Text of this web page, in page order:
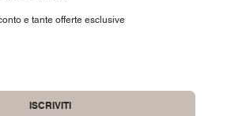
e tante offerte esclusive
ISCRIVITI